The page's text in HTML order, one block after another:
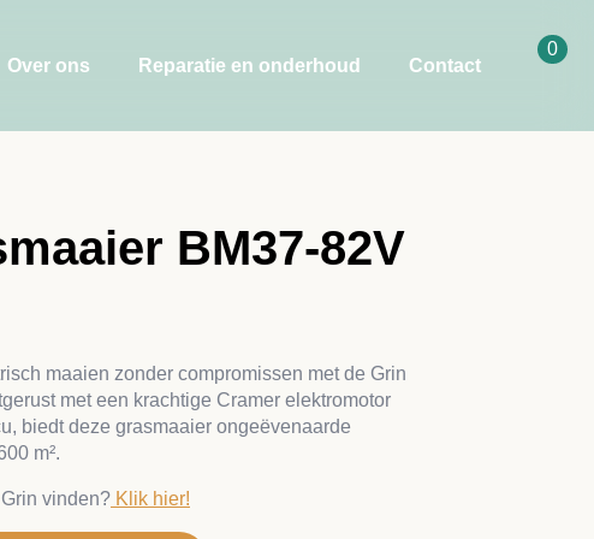
Over ons Reparatie en onderhoud Contact
0
BM37-82V
maaien zonder compromissen met de Grin
met een krachtige Cramer elektromotor
biedt deze grasmaaier ongeëvenaarde
m².
vinden? Klik hier!